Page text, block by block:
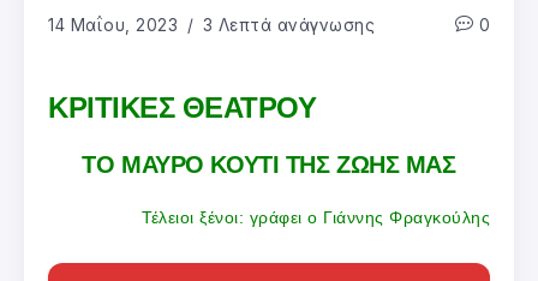
14 Μαΐου, 2023 3 Λεπτά ανάγνωσης 0
ΚΡΙΤΙΚΕΣ ΘΕΑΤΡΟΥ
ΤΟ ΜΑΥΡΟ ΚΟΥΤΙ ΤΗΣ ΖΩΗΣ ΜΑΣ
Τέλειοι ξένοι: γράφει ο Γιάννης Φραγκούλης